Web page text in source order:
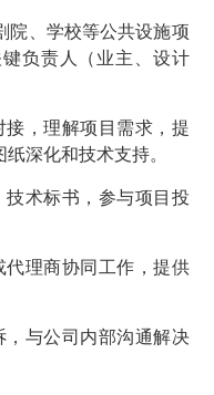
院、学校等公共设施项
负责人（业主、设计
，理解项目需求，提
深化和技术支持。
术标书，参与项目投
理商协同工作，提供
，与公司内部沟通解决